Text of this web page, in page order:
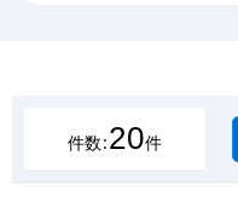
件数:20件